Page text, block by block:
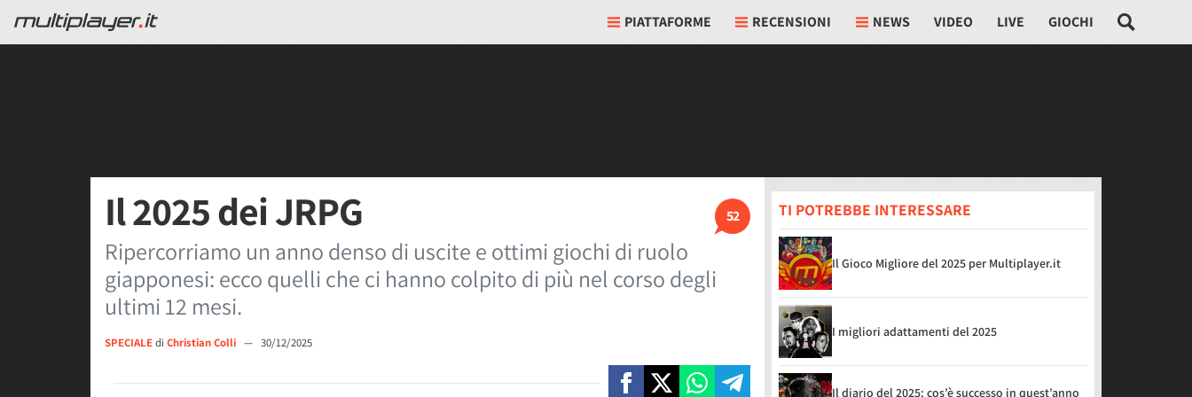
PIATTAFORME RECENSIONI NEWS VIDEO LIVE GIOCHI
52
Il 2025 dei JRPG
Ripercorriamo un anno denso di uscite e ottimi giochi di ruolo
giapponesi: ecco quelli che ci hanno colpito di più nel corso degli
ultimi 12 mesi.
SPECIALEdi Christian Colli — 30/12/2025
TI POTREBBE INTERESSARE
Il Gioco Migliore del 2025 per Multiplayer.it
I migliori adattamenti del 2025
Il diario del 2025: cos’è successo in quest’anno